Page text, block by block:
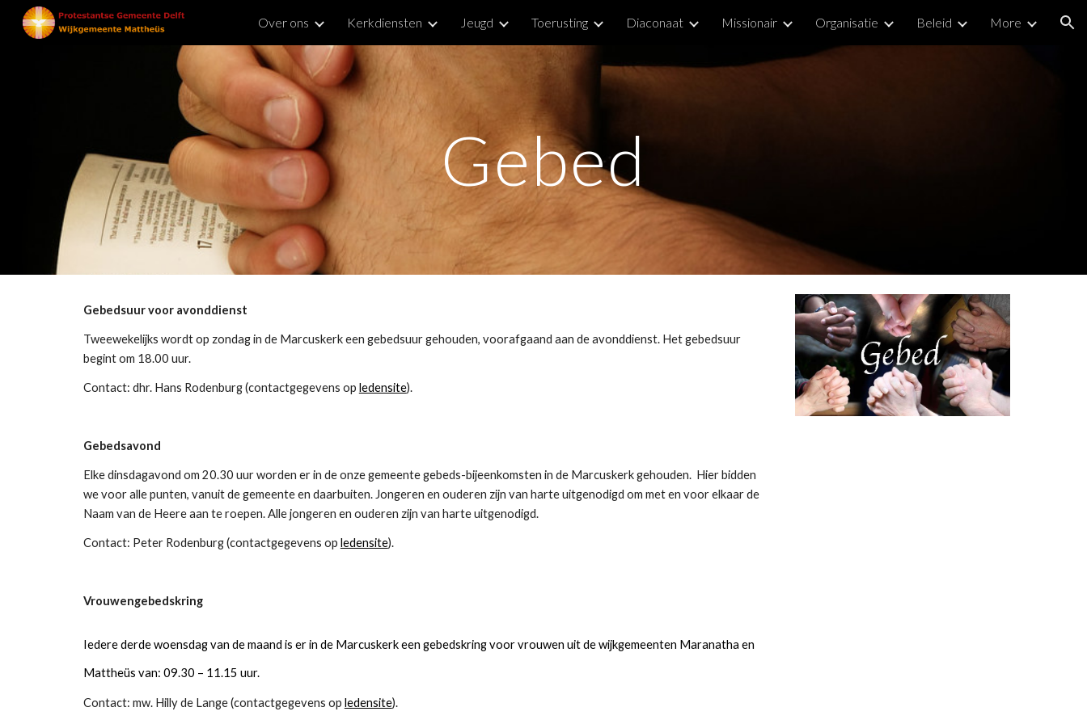
Skip to main content Skip to navigation
Over ons Kerkdiensten Jeugd Toerusting Diaconaat Missionair Organisatie Beleid More
Gebed
Gebedsuur voor avonddienst
Tweewekelijks wordt op zondag in de Marcuskerk een gebedsuur gehouden, voorafgaand aan de avonddienst. Het gebedsuur
begint om 18.00 uur.
Contact: dhr. Hans Rodenburg (contactgegevens op ledensite).
Gebedsavond
Elke dinsdagavond om 20.30 uur worden er in de onze gemeente gebeds-bijeenkomsten in de Marcuskerk gehouden.  Hier bidden
we voor alle punten, vanuit de gemeente en daarbuiten. Jongeren en ouderen zijn van harte uitgenodigd om met en voor elkaar de
Naam van de Heere aan te roepen. Alle jongeren en ouderen zijn van harte uitgenodigd.
Contact: Peter Rodenburg (contactgegevens op ledensite).
Vrouwengebedskring
Iedere derde woensdag van de maand is er in de Marcuskerk een gebedskring voor vrouwen uit de wijkgemeenten Maranatha en
Mattheüs van: 09.30 – 11.15 uur.
Contact: mw. Hilly de Lange (contactgegevens op ledensite).